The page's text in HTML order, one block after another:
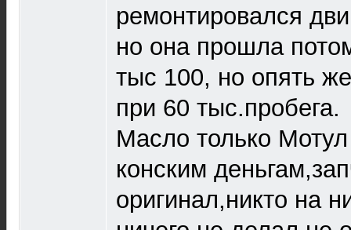
ремонтировался
но она прошла
тыс 100, но опять
при 60 тыс.пробега.
Масло только
конским
оригинал,никто на